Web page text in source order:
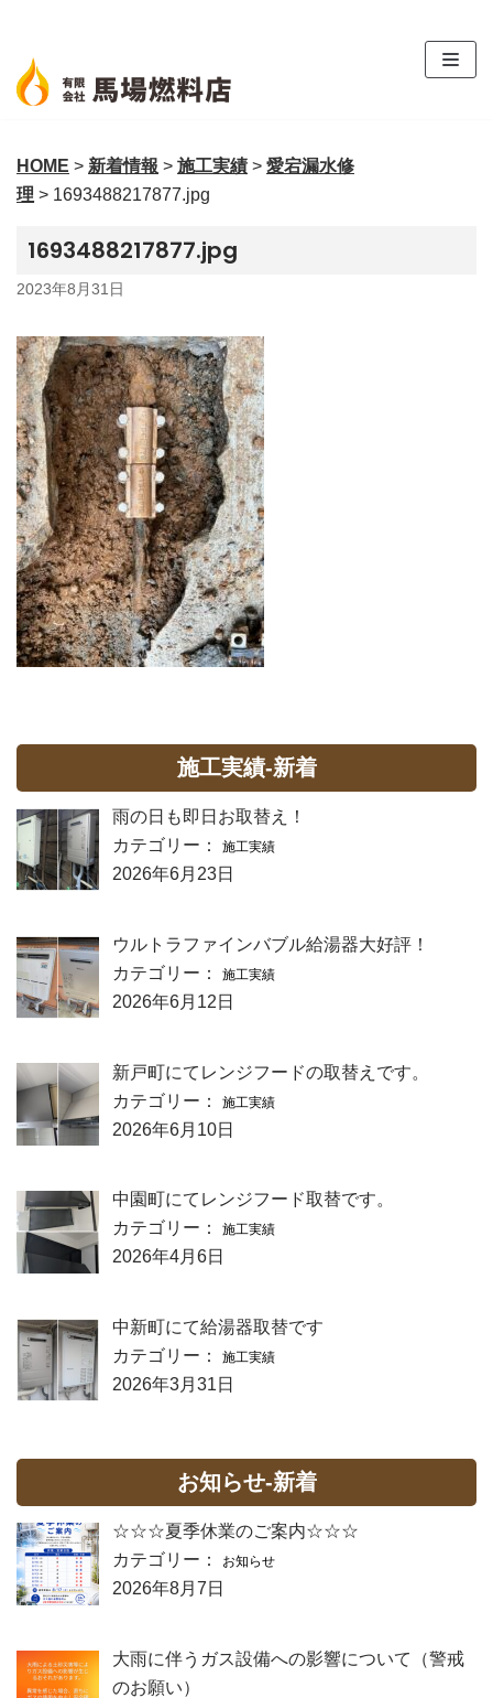
ン
テ
ン
へ
ス
ッ
プ
HOME > 新着情報 > 施工実績 > 愛宕漏水修
理 > 1693488217877.jpg
1693488217877.jpg
2023年8月31日
施工実績-新着
雨の日も即日お取替え！
カテゴリー：
施工実績
2026年6月23日
ウルトラファインバブル給湯器大好評！
カテゴリー：
施工実績
2026年6月12日
新戸町にてレンジフードの取替えです。
カテゴリー：
施工実績
2026年6月10日
中園町にてレンジフード取替です。
カテゴリー：
施工実績
2026年4月6日
中新町にて給湯器取替です
カテゴリー：
施工実績
2026年3月31日
お知らせ-新着
☆☆☆夏季休業のご案内☆☆☆
カテゴリー：
お知らせ
2026年8月7日
大雨に伴うガス設備への影響について（警戒
のお願い）